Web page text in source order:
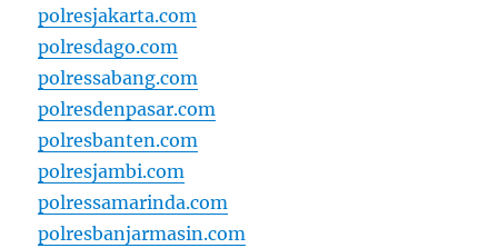
polresjakarta.com
polresdago.com
polressabang.com
polresdenpasar.com
polresbanten.com
polresjambi.com
polressamarinda.com
polresbanjarmasin.com